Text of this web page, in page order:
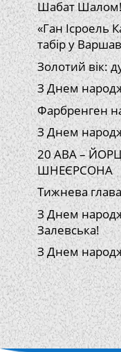
Шабат Шалом!
«Ган Ісроель
табір у
Золотий вік:
З Днем
Фарбренген
З Днем
20 АВА –
ШНЕЄРСОНА
Тижнева
З Днем
Залевська!
З Днем